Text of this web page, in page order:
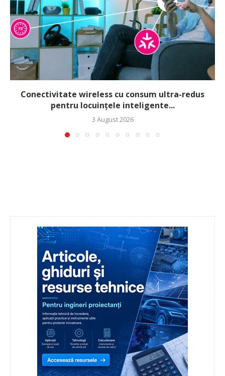
Conectivitate wireless cu consum ultra-redus
pentru locuințele inteligente...
3 August 2026